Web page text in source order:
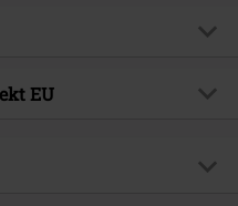
Rock
CD
EU